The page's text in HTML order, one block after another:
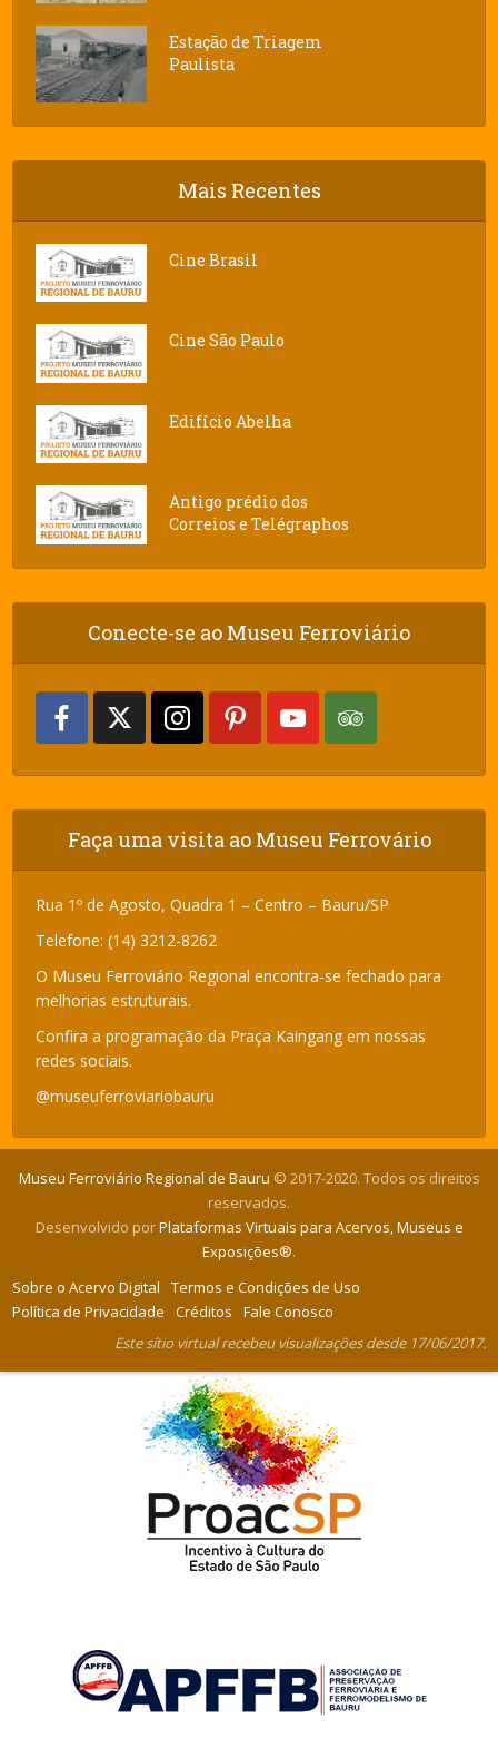
Estação de Triagem
Paulista
Mais Recentes
Cine Brasil
Cine São Paulo
Edifício Abelha
Antigo prédio dos
Correios e Telégraphos
Conecte-se ao Museu Ferroviário
Faça uma visita ao Museu Ferrovário
Rua 1º de Agosto, Quadra 1 – Centro – Bauru/SP
Telefone: (14) 3212-8262
O Museu Ferroviário Regional encontra-se fechado para
melhorias estruturais.
Confira a programação da Praça Kaingang em nossas
redes sociais.
@museuferroviariobauru
Museu Ferroviário Regional de Bauru © 2017-2020. Todos os direitos
reservados.
Desenvolvido porPlataformas Virtuais para Acervos, Museus e
Exposições®.
Sobre o Acervo Digital
Termos e Condições de Uso
Política de Privacidade
Créditos
Fale Conosco
Este sítio virtual recebeu visualizações desde 17/06/2017.